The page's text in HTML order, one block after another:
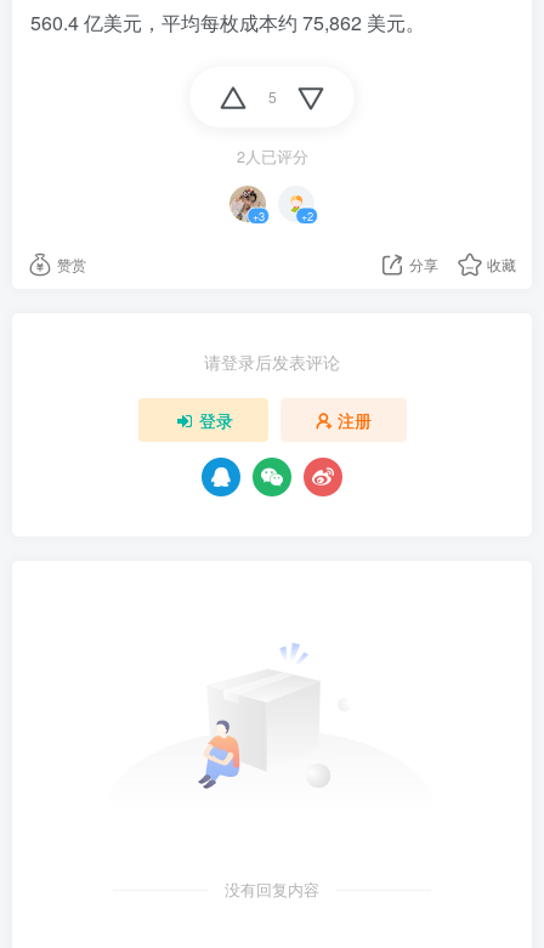
560.4 亿美元，平均每枚成本约 75,862 美元。
5
2人已评分
+3 +2
赞赏 分享 收藏
请登录后发表评论
登录 注册
没有回复内容